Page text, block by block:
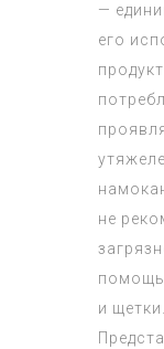
—
его
не
и щетки.